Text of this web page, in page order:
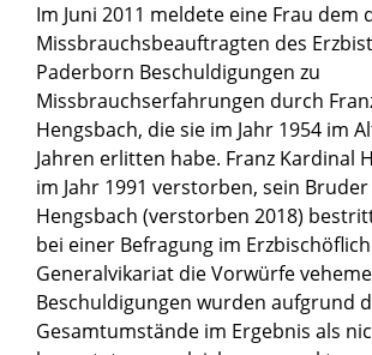
Im Juni 2011 meldete eine Frau dem
Missbrauchsbeauftragten des
Paderborn Beschuldigungen zu
Missbrauchserfahrungen durch
Hengsbach, die sie im Jahr 1954 im
Jahren erlitten habe. Franz Kardinal
im Jahr 1991 verstorben, sein Bruder
Hengsbach (verstorben 2018)
bei einer Befragung im
Generalvikariat die Vorwürfe
Beschuldigungen wurden aufgrund
Gesamtumstände im Ergebnis als